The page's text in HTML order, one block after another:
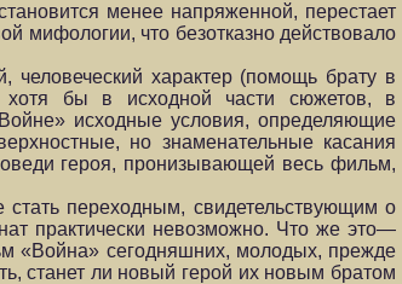
менее напряженной, перестает
мифологии, что безотказно действовало
характер (помощь брату в
бы в исходной части сюжетов, в
исходные условия, определяющие
но знаменательные касания
героя, пронизывающей весь фильм,
переходным, свидетельствующим о
практически невозможно. Что же это—
«Война» сегодняшних, молодых, прежде
станет ли новый герой их новым братом